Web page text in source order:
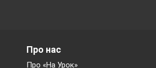
Про нас
Про «На Урок»